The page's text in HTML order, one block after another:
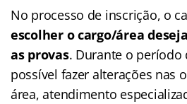
No processo de inscrição, o
escolher o cargo/área
as provas. Durante o período
possível fazer alterações nas
área, atendimento